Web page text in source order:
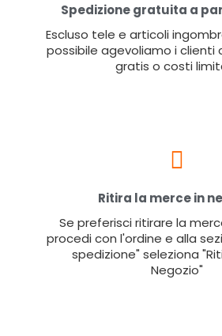
Spedizione gratuita a
Escluso tele e articoli
possibile agevoliamo i clienti
gratis o costi
Ritira la merce in
Se preferisci ritirare la
procedi con l'ordine e alla
spedizione" seleziona
Negozio"